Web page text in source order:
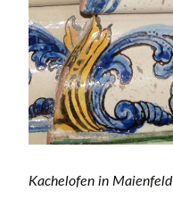
Kachelofen in Maienfeld